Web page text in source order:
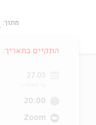
מתוך:
התקיים בתאריך:
27.03
20:00
Zoom